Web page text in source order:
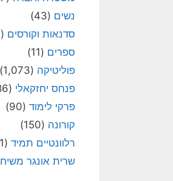
נשים (43)
סדנאות וקורסים (10)
ספרים (11)
פוליטיקה (1,073)
פנחס יחזקאלי (1,986)
פרקי לימוד (90)
קורונה (150)
רלוונטיים תמיד (4,091)
שרית אונגר משיח